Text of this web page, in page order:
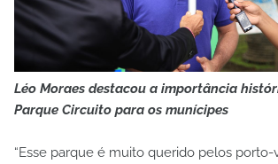
Léo Moraes destacou a importância
Parque Circuito para os munícipes
“Esse parque é muito querido pelos